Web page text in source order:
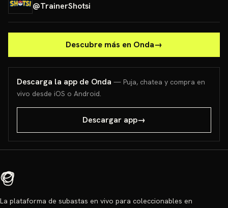
@TrainerShotsi
Descubre más en Onda→
Descarga la app de Onda — Puja, chatea y compra en
vivo desde iOS o Android.
Descargar app→
La plataforma de subastas en vivo para coleccionables en